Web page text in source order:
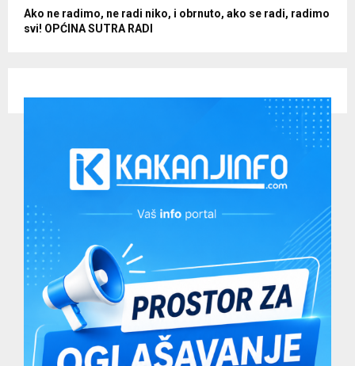
Ako ne radimo, ne radi niko, i obrnuto, ako se radi, radimo
svi! OPĆINA SUTRA RADI